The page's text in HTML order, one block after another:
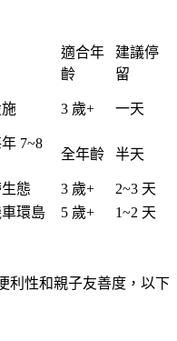
適合年
齡
建議停
留
3 歲+ 一天
7~8
全年齡 半天
態 3 歲+
2~3 天
環島 5 歲+ 1~2 天
利性和親子友善度，以下